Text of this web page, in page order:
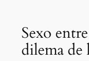
Sexo
dilema de